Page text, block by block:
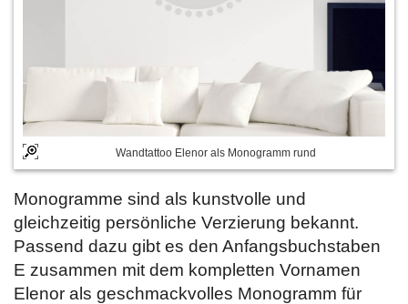
Wandtattoo Elenor als Monogramm rund
Monogramme sind als kunstvolle und
gleichzeitig persönliche Verzierung bekannt.
Passend dazu gibt es den Anfangsbuchstaben
E zusammen mit dem kompletten Vornamen
Elenor als geschmackvolles Monogramm für